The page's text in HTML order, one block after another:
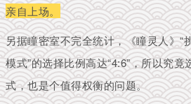
亲自上场。
另据瞳密室不完全统计，《瞳灵人》“
模式”的选择比例高达“4:6”，所以究竟
式，也是个值得权衡的问题。